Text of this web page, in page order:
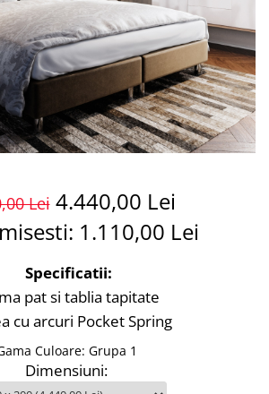
Lei 4.440,00 Lei
1.110,00 Lei
Specificatii:
pat si tablia tapitate
cu arcuri Pocket Spring
Culoare: Grupa 1
Dimensiuni: